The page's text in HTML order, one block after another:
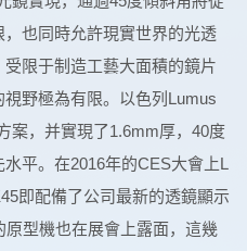
也同時允許現實世界的光透
限于制造工藝大面積的鏡片
野極為有限。以色列Lumus
案，并實現了1.6mm厚，40度
平。在2016年的CES大會上L
即配備了公司最新的透鏡顯示
型機也在展會上露面，這幾